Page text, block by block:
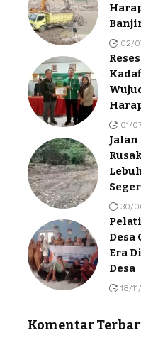
02/
01/
30/
Era
Desa
18/
Komentar